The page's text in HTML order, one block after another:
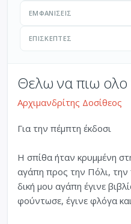
ΕΜΦΑΝΊΣΕΙΣ
ΕΠΙΣΚΈΠΤΕΣ
Θελω να πιω
Αρχιμανδρίτης Δοσίθεος
Για την πέμπτη έκδοσι
Η σπίθα ήταν κρυμμένη
αγάπη προς την Πόλι,
δική μου αγάπη έγινε
φούντωσε, έγινε φλόγα